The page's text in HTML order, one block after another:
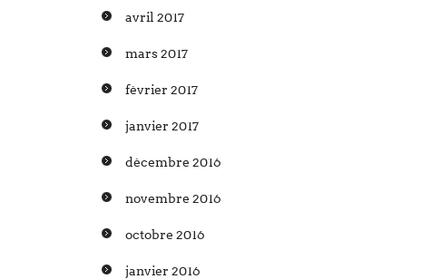
avril 2017
mars 2017
février 2017
janvier 2017
décembre 2016
novembre 2016
octobre 2016
janvier 2016